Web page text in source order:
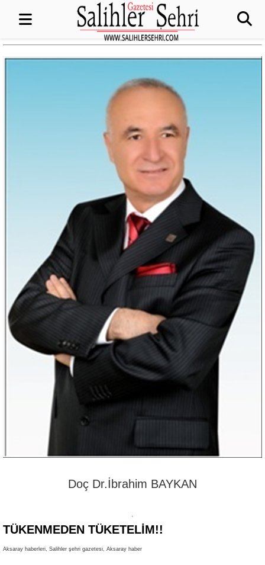
Doç Dr.İbrahim BAYKAN
TÜKENMEDEN TÜKETELIM!!
Aksaray haberleri, Salihler şehri gazetesi, Aksaray haber